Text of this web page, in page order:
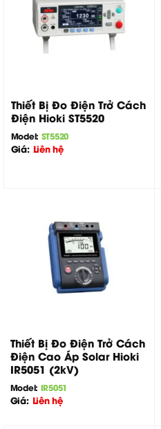
Thiết Bị Đo Điện Trở Cách
Điện Hioki ST5520
Model: ST5520
Giá: Liên hệ
Thiết Bị Đo Điện Trở Cách
Điện Cao Áp Solar Hioki
IR5051 (2kV)
Model: IR5051
Giá: Liên hệ